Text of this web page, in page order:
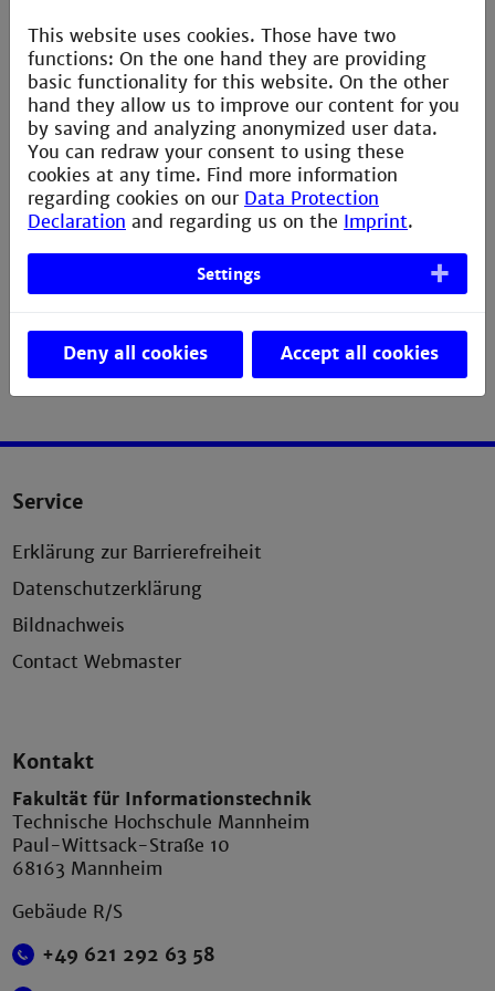
Interesse am Masterstudiengang Medizintechnik?
Bewerbungen sind jeweils vom 15.05.-15.07. sowie
15.11.-15.01. möglich. Studienstart ist Mitte
September und Mitte März.
|| Mehr Infos
Service
Erklärung zur Barrierefreiheit
Datenschutzerklärung
Bildnachweis
Contact Webmaster
Kontakt
Fakultät für Informationstechnik
Technische Hochschule Mannheim
Paul-Wittsack-Straße 10
68163 Mannheim
Gebäude R/S
+49 621 292 63 58
This website uses cookies. Those have two
functions: On the one hand they are providing
basic functionality for this website. On the other
hand they allow us to improve our content for you
by saving and analyzing anonymized user data.
You can redraw your consent to using these
cookies at any time. Find more information
regarding cookies on our Data Protection
Declaration and regarding us on the Imprint.
Settings
Deny all cookies Accept all cookies